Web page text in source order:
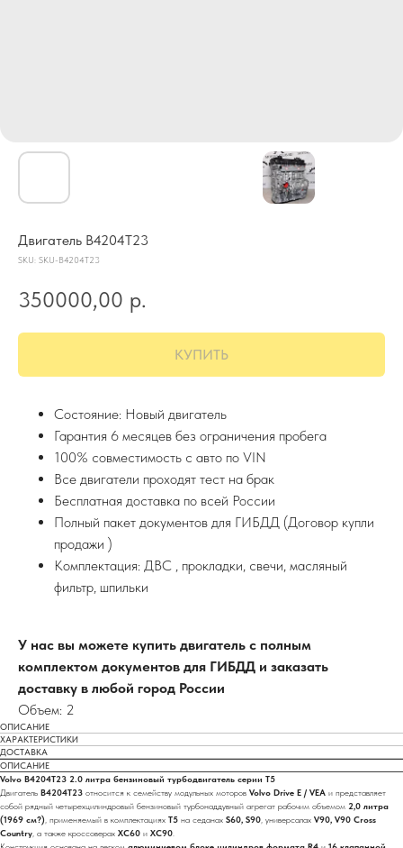
Двигатель B4204T23
SKU: SKU-B4204T23
350000,00 р.
КУПИТЬ
Состояние: Новый двигатель
Гарантия 6 месяцев без ограничения пробега
100% совместимость с авто по VIN
Все двигатели проходят тест на брак
Бесплатная доставка по всей России
Полный пакет документов для ГИБДД (Договор купли
продажи )
Комплектация: ДВС , прокладки, свечи, масляный
фильтр, шпильки
У нас вы можете купить двигатель с полным
комплектом документов для ГИБДД и заказать
доставку в любой город России
Объем: 2
ОПИСАНИЕ
ХАРАКТЕРИСТИКИ
ДОСТАВКА
ОПИСАНИЕ
Volvo B4204T23 2.0 литра бензиновый турбодвигатель серии T5
Двигатель B4204T23 относится к семейству модульных моторов Volvo Drive E / VEA и представляет
собой рядный четырехцилиндровый бензиновый турбонаддувный агрегат рабочим объемом 2,0 литра
(1969 см?) , применяемый в комплектациях T5 на седанах S60, S90 , универсалах V90, V90 Cross
Country , а также кроссоверах XC60 и XC90